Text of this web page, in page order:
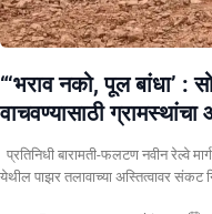
“‘भराव नको, पूल बांधा’ :
वाचवण्यासाठी
प्रतिनिधी बारामती-फलटण नवीन रेल्वे
येथील पाझर तलावाच्या अस्तित्वावर संकट